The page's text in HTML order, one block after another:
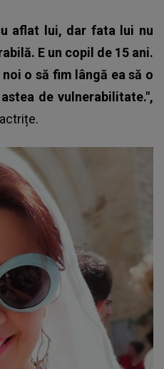
aflat lui, dar fata lui nu
E un copil de 15 ani.
o să fim lângă ea să o
de vulnerabilitate.",